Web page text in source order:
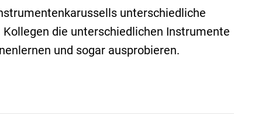
unterschiedliche
die unterschiedlichen Instrumente
und sogar ausprobieren.